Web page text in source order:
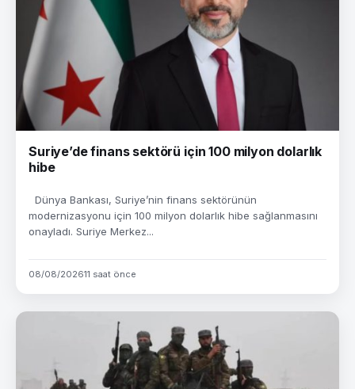
Suriye’de finans sektörü için 100 milyon dolarlık
hibe
Dünya Bankası, Suriye’nin finans sektörünün
modernizasyonu için 100 milyon dolarlık hibe sağlanmasını
onayladı. Suriye Merkez...
08/08/202611 saat önce